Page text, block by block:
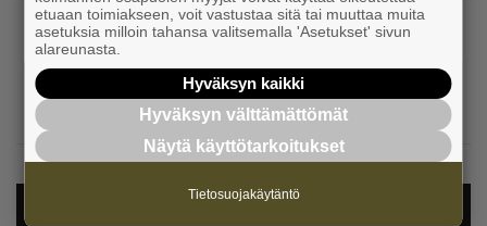
VAIN JÄSENILLE
etuaan toimiakseen, voit vastustaa sitä tai muuttaa muita
asetuksia milloin tahansa valitsemalla 'Asetukset' sivun
alareunasta.
Hyväksyn kaikki
Hyväksyn välttämättömät
Näytä käyttötarkoitukset
Tietosuojakäytäntö